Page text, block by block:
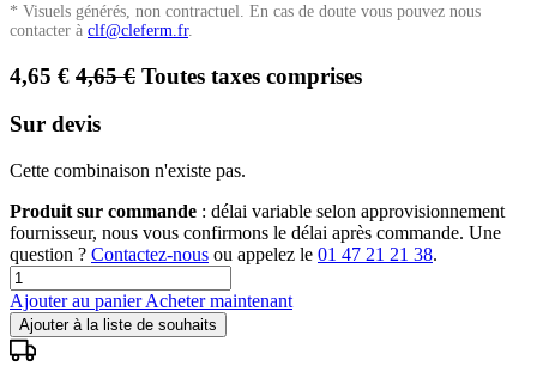
* Visuels générés, non contractuel. En cas de doute vous pouvez nous
contacter à clf@cleferm.fr.
4,65 € 4,65€ Toutes taxes comprises
Sur devis
Cette combinaison n'existe pas.
Produit sur commande : délai variable selon approvisionnement
fournisseur, nous vous confirmons le délai après commande. Une
question ? Contactez-nous ou appelez le 01 47 21 21 38.
Ajouter au panierAcheter maintenant
Ajouter à la liste de souhaits